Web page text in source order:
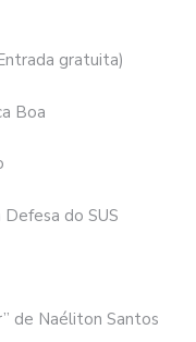
gratuita)
Boa
do SUS
de Naéliton Santos